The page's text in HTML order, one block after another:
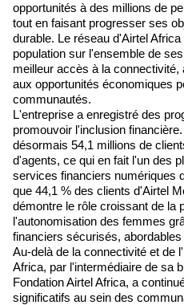
opportunités à des millions de
tout en faisant progresser ses
durable. Le réseau d'Airtel
population sur l'ensemble de
meilleur accès à la
aux opportunités économiques
communautés.
L'entreprise a enregistré des
promouvoir l'inclusion
désormais 54,1 millions de
d'agents, ce qui en fait l'un des
services financiers numériques
que 44,1 % des clients d'Airtel
démontre le rôle croissant de la
l'autonomisation des femmes
financiers sécurisés, abordables
Au-delà de la connectivité et de
Africa, par l'intermédiaire de sa
Fondation Airtel Africa, a
significatifs au sein des